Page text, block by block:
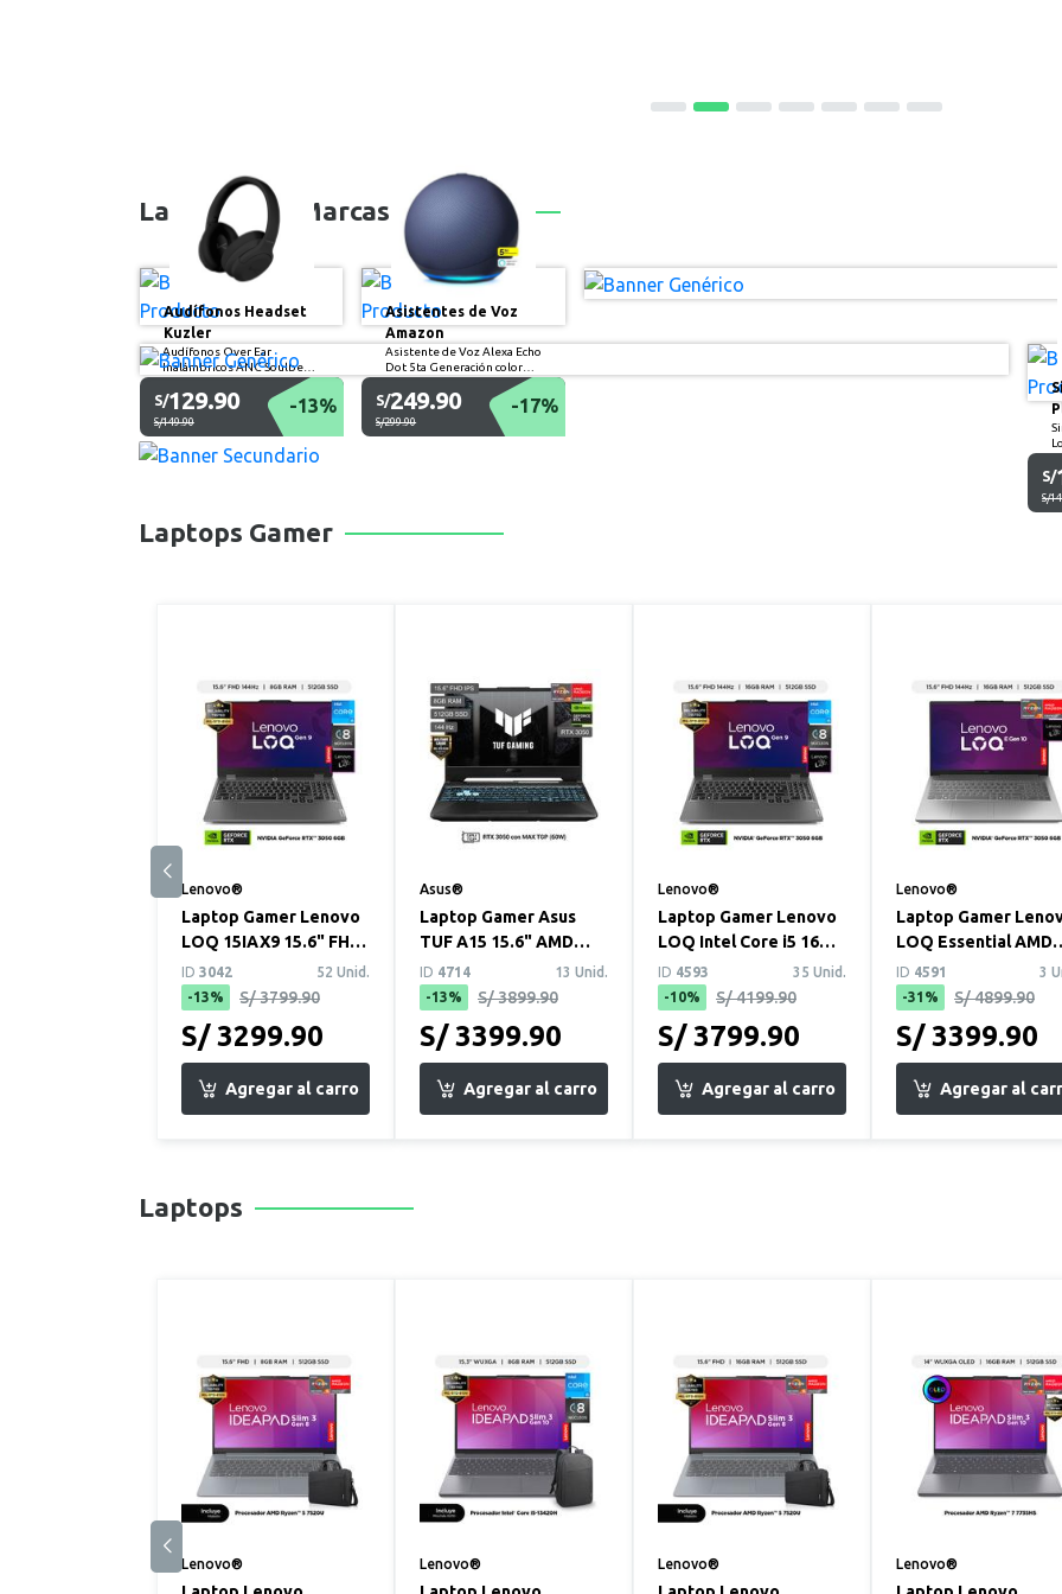
Las Mejores Marcas
Audífonos Headset
Kuzler
Audífonos Over Ear
Inalámbricos ANC Soulbeat
S/129.90
S/149.90
-13%
Asistentes de Voz
Amazon
Asistente de Voz Alexa Echo
Dot 5ta Generación color
S/249.90
S/299.90
-17%
S/
S/
Laptops Gamer
Lenovo®
Laptop Gamer Lenovo
LOQ 15IAX9 15.6" FHD
Intel Core i5-12450HX
8GB 512GB...
ID 3042
52 Unid.
-13%
S/ 3799.90
S/ 3299.90
Asus®
Laptop Gamer Asus
TUF A15 15.6" AMD
Ryzen 7 7445HS 8GB
512GB SSD NVIDIA ...
ID 4714
13 Unid.
-13%
S/ 3899.90
S/ 3399.90
Lenovo®
Laptop Gamer Lenovo
LOQ Intel Core i5 16GB
RAM 512GB SSD RTX
3050 6GB 15...
ID 4593
35 Unid.
-10%
S/ 4199.90
S/ 3799.90
Lenovo®
Laptop Gamer
LOQ Essential AMD
Ryzen 7 16GB RAM
512GB SSD RTX 305...
ID 4591
3
-31%
S/ 4899.90
S/ 3399.90
Laptops
Lenovo® Lenovo® Lenovo® Lenovo®